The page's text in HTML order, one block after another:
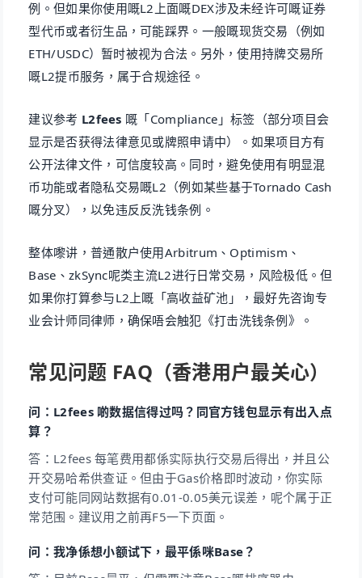
例。但如果你使用嘅L2上面嘅DEX涉及未经许可嘅证券
型代币或者衍生品，可能踩界。一般嘅现货交易（例如
ETH/USDC）暂时被视为合法。另外，使用持牌交易所
嘅L2提币服务，属于合规途径。
建议参考 L2fees 嘅「Compliance」标签（部分项目会
显示是否获得法律意见或牌照申请中）。如果项目方有
公开法律文件，可信度较高。同时，避免使用有明显混
币功能或者隐私交易嘅L2（例如某些基于Tornado Cash
嘅分叉），以免违反反洗钱条例。
整体嚟讲，普通散户使用Arbitrum、Optimism、
Base、zkSync呢类主流L2进行日常交易，风险极低。但
如果你打算参与L2上嘅「高收益矿池」，最好先咨询专
业会计师同律师，确保唔会触犯《打击洗钱条例》。
常见问题 FAQ（香港用户最关心）
问：L2fees 啲数据信得过吗？同官方钱包显示有出入点
算？
答：L2fees 每笔费用都係实际执行交易后得出，并且公
开交易哈希供查证。但由于Gas价格即时波动，你实际
支付可能同网站数据有0.01-0.05美元误差，呢个属于正
常范围。建议用之前再F5一下页面。
问：我净係想小额试下，最平係咪Base？